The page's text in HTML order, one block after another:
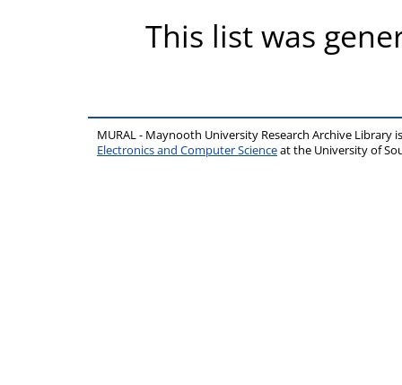
This list was
MURAL - Maynooth University Research Archive Library
Electronics and Computer Scienceat the University of